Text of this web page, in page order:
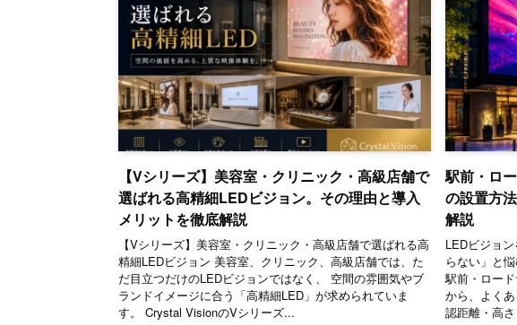
【Vシリーズ】美容室・クリニック・高級店舗で
選ばれる高精細LEDビジョン。その理由と導入
メリットを徹底解説
【Vシリーズ】美容室・クリニック・高級店舗で選ばれる高
精細LEDビジョン 美容室、クリニック、高級店舗では、た
だ目立つだけのLEDビジョンではなく、 空間の雰囲気やブ
ランドイメージに合う「高精細LED」が求められていま
す。 Crystal VisionのVシリーズ...
駅前・ロ
の設置方
解説
LEDビジョ
らない」と
駅前・ロー
から、よく
認距離・高